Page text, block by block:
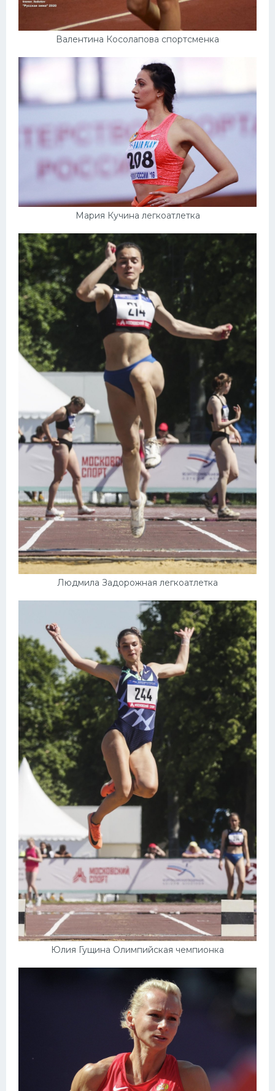
Валентина Косолапова спортсменка
Мария Кучина легкоатлетка
Людмила Задорожная легкоатлетка
Юлия Гущина Олимпийская чемпионка